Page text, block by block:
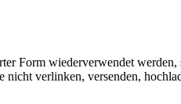
Form wiederverwendet
verlinken, versenden,